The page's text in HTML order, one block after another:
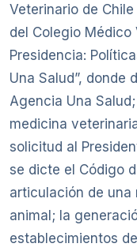
Veterinario de
del Colegio Médico
Presidencia:
Una Salud”, donde
Agencia Una
medicina
solicitud al
se dicte el Código
articulación de una
animal; la
establecimientos